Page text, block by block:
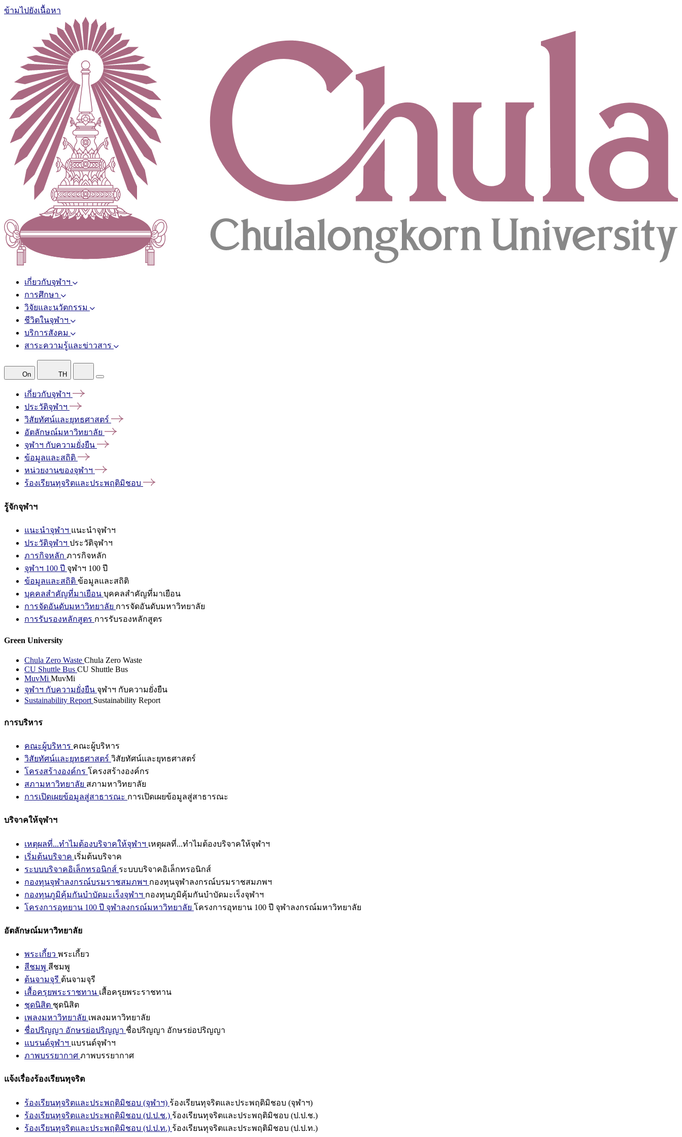
ข้ามไปยังเนื้อหา
เกี่ยวกับจุฬาฯ
การศึกษา
วิจัยและนวัตกรรม
ชีวิตในจุฬาฯ
บริการสังคม
สาระความรู้และข่าวสาร
On TH
เกี่ยวกับจุฬาฯ
ประวัติจุฬาฯ
วิสัยทัศน์และยุทธศาสตร์
อัตลักษณ์มหาวิทยาลัย
จุฬาฯ กับความยั่งยืน
ข้อมูลและสถิติ
หน่วยงานของจุฬาฯ
ร้องเรียนทุจริตและประพฤติมิชอบ
รู้จักจุฬาฯ
แนะนำจุฬาฯ แนะนำจุฬาฯ
ประวัติจุฬาฯ ประวัติจุฬาฯ
ภารกิจหลัก ภารกิจหลัก
จุฬาฯ 100 ปี จุฬาฯ 100 ปี
ข้อมูลและสถิติ ข้อมูลและสถิติ
บุคคลสำคัญที่มาเยือน บุคคลสำคัญที่มาเยือน
การจัดอันดับมหาวิทยาลัย การจัดอันดับมหาวิทยาลัย
การรับรองหลักสูตร การรับรองหลักสูตร
Green University
Chula Zero Waste Chula Zero Waste
CU Shuttle Bus CU Shuttle Bus
MuvMi MuvMi
จุฬาฯ กับความยั่งยืน จุฬาฯ กับความยั่งยืน
Sustainability Report Sustainability Report
การบริหาร
คณะผู้บริหาร คณะผู้บริหาร
วิสัยทัศน์และยุทธศาสตร์ วิสัยทัศน์และยุทธศาสตร์
โครงสร้างองค์กร โครงสร้างองค์กร
สภามหาวิทยาลัย สภามหาวิทยาลัย
การเปิดเผยข้อมูลสู่สาธารณะ การเปิดเผยข้อมูลสู่สาธารณะ
บริจาคให้จุฬาฯ
เหตุผลที่...ทำไมต้องบริจาคให้จุฬาฯ เหตุผลที่...ทำไมต้องบริจาคให้จุฬาฯ
เริ่มต้นบริจาค เริ่มต้นบริจาค
ระบบบริจาคอิเล็กทรอนิกส์ ระบบบริจาคอิเล็กทรอนิกส์
กองทุนจุฬาลงกรณ์บรมราชสมภพฯ กองทุนจุฬาลงกรณ์บรมราชสมภพฯ
กองทุนภูมิคุ้มกันบำบัดมะเร็งจุฬาฯ กองทุนภูมิคุ้มกันบำบัดมะเร็งจุฬาฯ
โครงการอุทยาน 100 ปี จุฬาลงกรณ์มหาวิทยาลัย โครงการอุทยาน 100 ปี จุฬาลงกรณ์มหาวิทยาลัย
อัตลักษณ์มหาวิทยาลัย
พระเกี้ยว พระเกี้ยว
สีชมพู สีชมพู
ต้นจามจุรี ต้นจามจุรี
เสื้อครุยพระราชทาน เสื้อครุยพระราชทาน
ชุดนิสิต ชุดนิสิต
เพลงมหาวิทยาลัย เพลงมหาวิทยาลัย
ชื่อปริญญา อักษรย่อปริญญา ชื่อปริญญา อักษรย่อปริญญา
แบรนด์จุฬาฯ แบรนด์จุฬาฯ
ภาพบรรยากาศ ภาพบรรยากาศ
แจ้งเรื่องร้องเรียนทุจริต
ร้องเรียนทุจริตและประพฤติมิชอบ (จุฬาฯ) ร้องเรียนทุจริตและประพฤติมิชอบ (จุฬาฯ)
ร้องเรียนทุจริตและประพฤติมิชอบ (ป.ป.ช.) ร้องเรียนทุจริตและประพฤติมิชอบ (ป.ป.ช.)
ร้องเรียนทุจริตและประพฤติมิชอบ (ป.ป.ท.) ร้องเรียนทุจริตและประพฤติมิชอบ (ป.ป.ท.)